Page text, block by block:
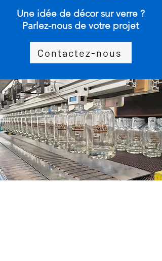
Une idée de décor sur verre ?
Parlez-nous de votre projet
Contactez-nous